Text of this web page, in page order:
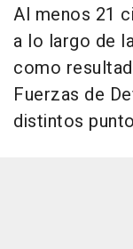
Al menos 21
a lo largo de
como
Fuerzas de
distintos